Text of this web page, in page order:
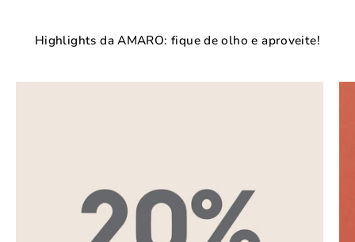
Highlights da AMARO: fique de olho e aproveite!